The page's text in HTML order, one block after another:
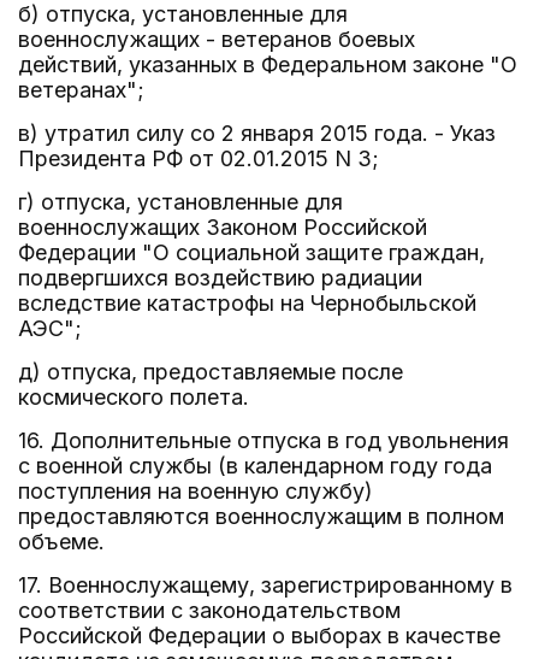
б) отпуска, установленные для
военнослужащих - ветеранов боевых
действий, указанных в Федеральном законе "О
ветеранах";
в) утратил силу со 2 января 2015 года. - Указ
Президента РФ от 02.01.2015 N 3;
г) отпуска, установленные для
военнослужащих Законом Российской
Федерации "О социальной защите граждан,
подвергшихся воздействию радиации
вследствие катастрофы на Чернобыльской
АЭС";
д) отпуска, предоставляемые после
космического полета.
16. Дополнительные отпуска в год увольнения
с военной службы (в календарном году года
поступления на военную службу)
предоставляются военнослужащим в полном
объеме.
17. Военнослужащему, зарегистрированному в
соответствии с законодательством
Российской Федерации о выборах в качестве